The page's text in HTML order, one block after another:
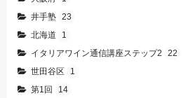
井手塾 23
北海道
1
イタリアワイン通信講座ステップ2
22
世田谷区
1
第1回
14